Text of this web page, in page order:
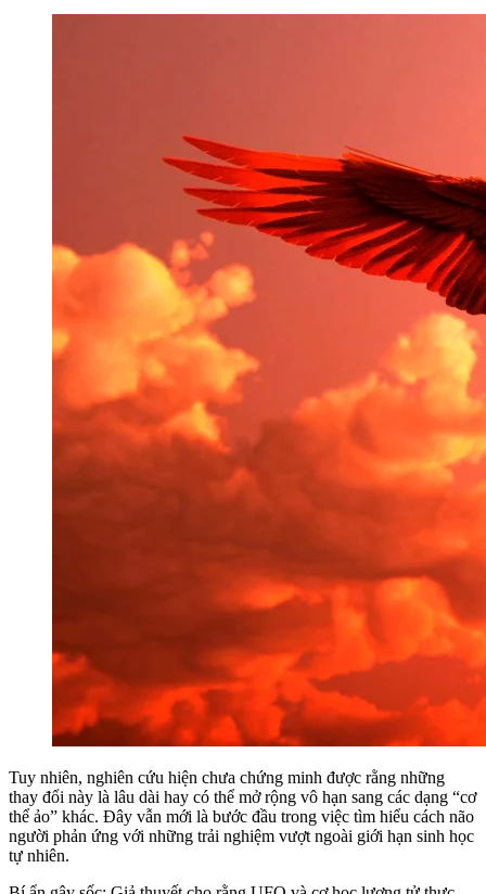
Tuy nhiên, nghiên cứu hiện chưa chứng minh được rằng những
thay đổi này là lâu dài hay có thể mở rộng vô hạn sang các dạng “cơ
thể ảo” khác. Đây vẫn mới là bước đầu trong việc tìm hiểu cách não
người phản ứng với những trải nghiệm vượt ngoài giới hạn sinh học
tự nhiên.